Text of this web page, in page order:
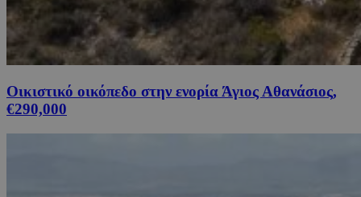
Οικιστικό οικόπεδο στην ενορία Άγιος Αθανάσιος,
€290,000